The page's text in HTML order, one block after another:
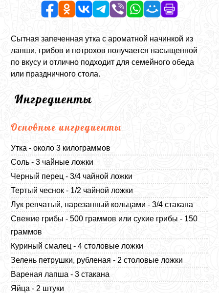
Сытная запеченная утка с ароматной начинкой из
лапши, грибов и потрохов получается насыщенной
по вкусу и отлично подходит для семейного обеда
или праздничного стола.
Ингредиенты
Основные ингредиенты
Утка - около 3 килограммов
Соль - 3 чайные ложки
Черный перец - 3/4 чайной ложки
Тертый чеснок - 1/2 чайной ложки
Лук репчатый, нарезанный кольцами - 3/4 стакана
Свежие грибы - 500 граммов или сухие грибы - 150
граммов
Куриный смалец - 4 столовые ложки
Зелень петрушки, рубленая - 2 столовые ложки
Вареная лапша - 3 стакана
Яйца - 2 штуки